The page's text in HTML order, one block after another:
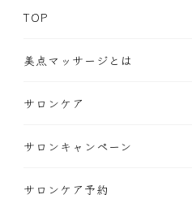
TOP
美点マッサージとは
サロンケア
サロンキャンペーン
サロンケア予約